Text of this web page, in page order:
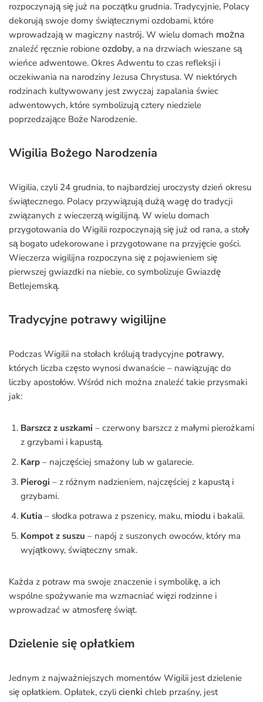
rozpoczynają się już na początku grudnia. Tradycyjnie, Polacy
dekorują swoje domy świątecznymi ozdobami, które
wprowadzają w magiczny nastrój. W wielu domach można
znaleźć ręcznie robione ozdoby, a na drzwiach wieszane są
wieńce adwentowe. Okres Adwentu to czas refleksji i
oczekiwania na narodziny Jezusa Chrystusa. W niektórych
rodzinach kultywowany jest zwyczaj zapalania świec
adwentowych, które symbolizują cztery niedziele
poprzedzające Boże Narodzenie.
Wigilia Bożego Narodzenia
Wigilia, czyli 24 grudnia, to najbardziej uroczysty dzień okresu
świątecznego. Polacy przywiązują dużą wagę do tradycji
związanych z wieczerzą wigilijną. W wielu domach
przygotowania do Wigilii rozpoczynają się już od rana, a stoły
są bogato udekorowane i przygotowane na przyjęcie gości.
Wieczerza wigilijna rozpoczyna się z pojawieniem się
pierwszej gwiazdki na niebie, co symbolizuje Gwiazdę
Betlejemską.
Tradycyjne potrawy wigilijne
Podczas Wigilii na stołach królują tradycyjne potrawy,
których liczba często wynosi dwanaście – nawiązując do
liczby apostołów. Wśród nich można znaleźć takie przysmaki
jak:
Barszcz z uszkami – czerwony barszcz z małymi pierożkami
z grzybami i kapustą.
Karp – najczęściej smażony lub w galarecie.
Pierogi – z różnym nadzieniem, najczęściej z kapustą i
grzybami.
Kutia – słodka potrawa z pszenicy, maku, miodu i bakalii.
Kompot z suszu – napój z suszonych owoców, który ma
wyjątkowy, świąteczny smak.
Każda z potraw ma swoje znaczenie i symbolikę, a ich
wspólne spożywanie ma wzmacniać więzi rodzinne i
wprowadzać w atmosferę świąt.
Dzielenie się opłatkiem
Jednym z najważniejszych momentów Wigilii jest dzielenie
się opłatkiem. Opłatek, czyli cienki chleb przaśny, jest